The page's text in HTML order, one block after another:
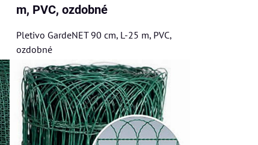
m, PVC, ozdobné
Pletivo GardeNET 90 cm, L-25 m, PVC,
ozdobné